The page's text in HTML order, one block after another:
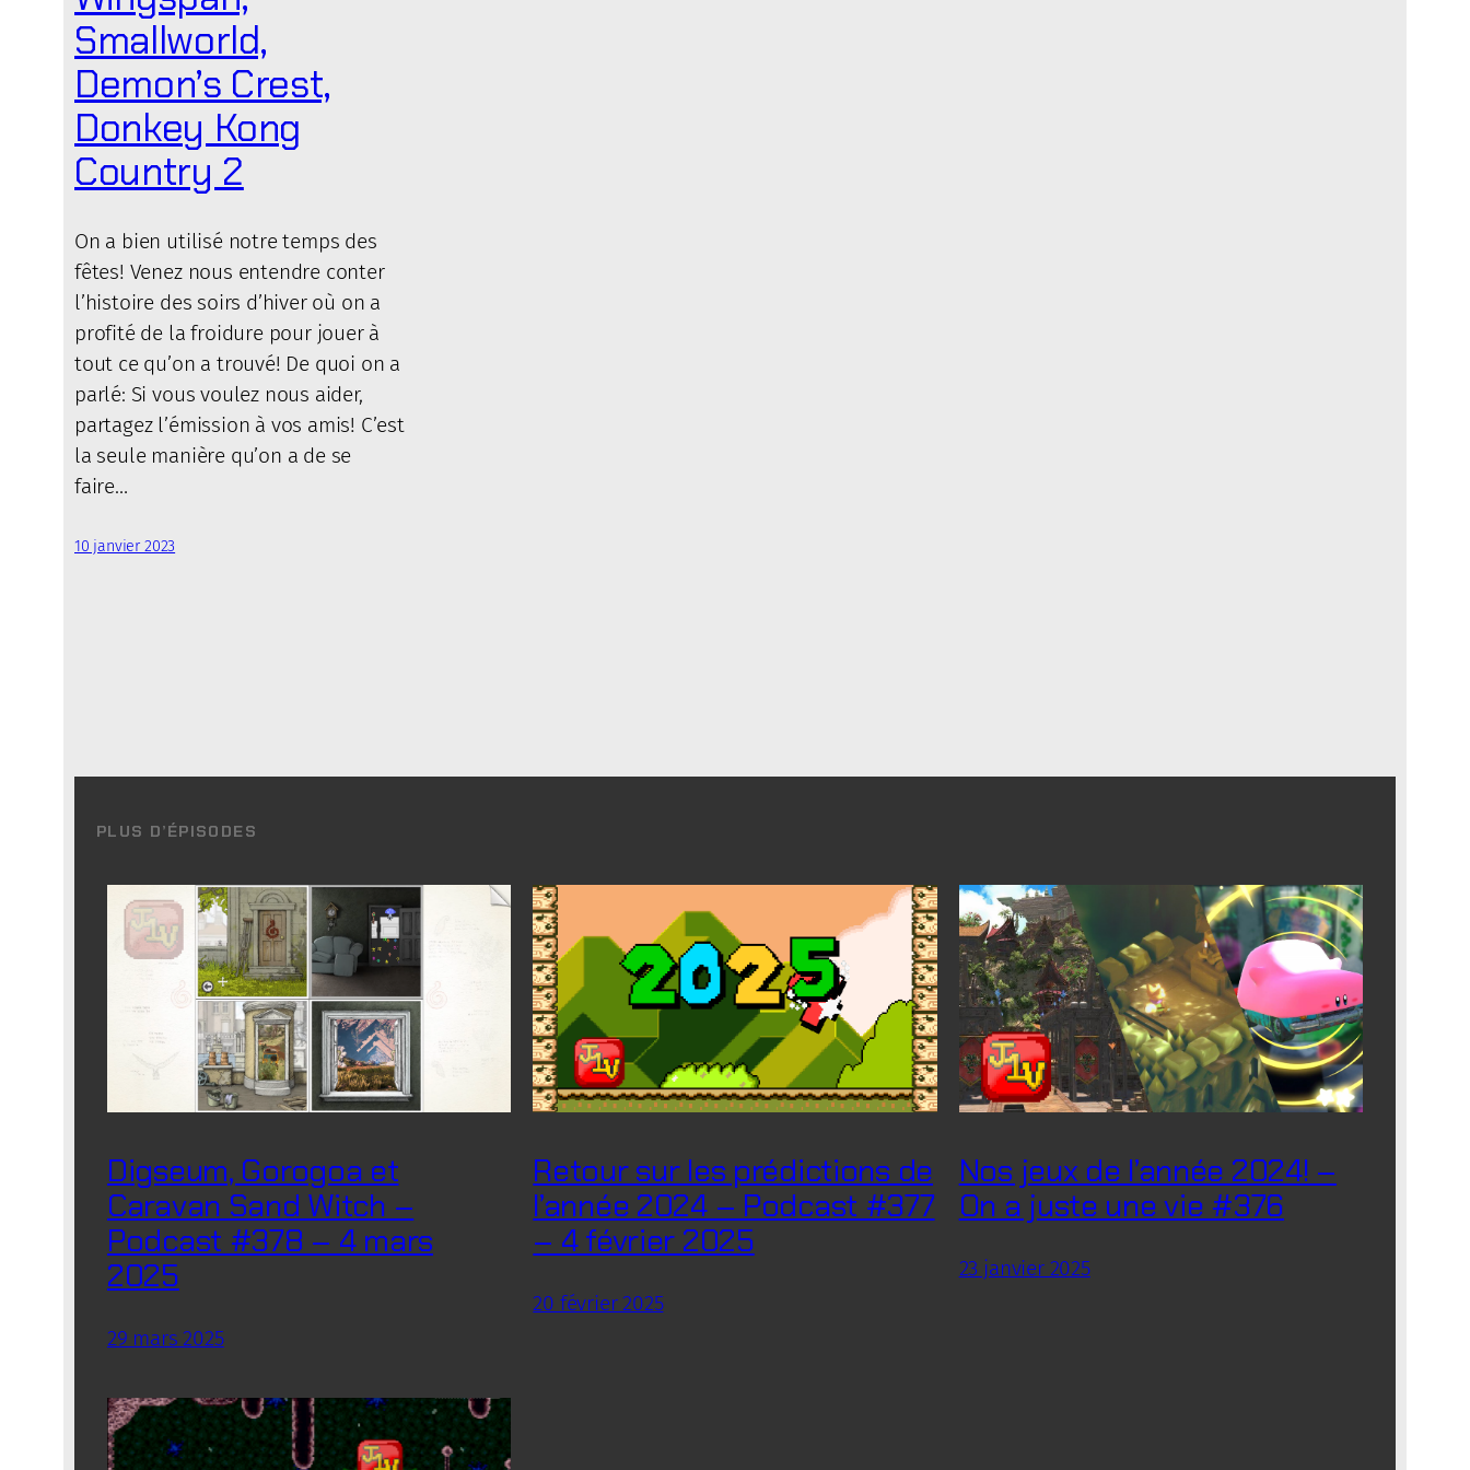
Smallworld,
Demon’s Crest,
Donkey Kong
Country 2
On a bien utilisé notre temps des
fêtes! Venez nous entendre conter
l’histoire des soirs d’hiver où on a
profité de la froidure pour jouer à
tout ce qu’on a trouvé! De quoi on a
parlé: Si vous voulez nous aider,
partagez l’émission à vos amis! C’est
la seule manière qu’on a de se
faire…
10 janvier 2023
PLUS D’ÉPISODES
Digseum, Gorogoa et
Caravan Sand Witch –
Podcast #378 – 4 mars
2025
29 mars 2025
Retour sur les prédictions de
l’année 2024 – Podcast #377
– 4 février 2025
20 février 2025
Nos jeux de l’année 2024! –
On a juste une vie #376
23 janvier 2025